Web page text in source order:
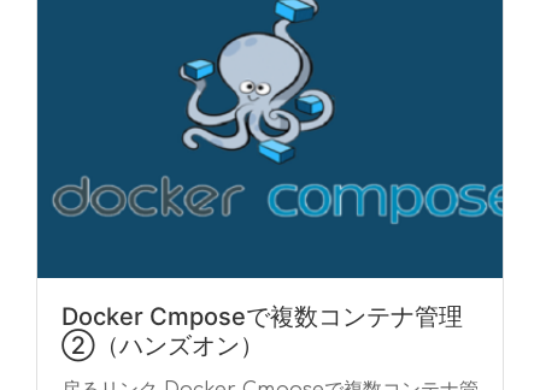
Docker Cmposeで複数コンテナ管理
②（ハンズオン）